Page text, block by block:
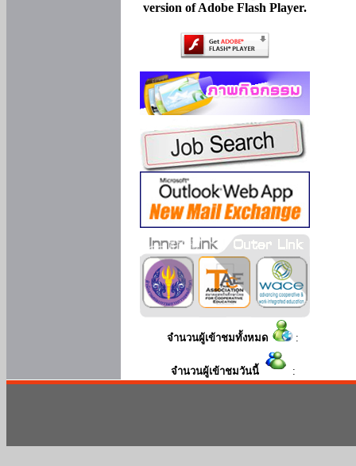
version of Adobe Flash Player.
จำนวนผู้เข้าชมทั้งหมด :
จำนวนผู้เข้าชมวันนี้ :